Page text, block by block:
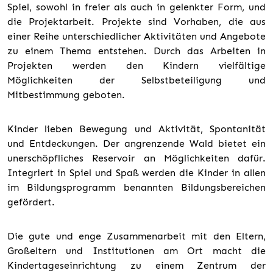
Spiel, sowohl in freier als auch in gelenkter Form, und
die Projektarbeit. Projekte sind Vorhaben, die aus
einer Reihe unterschiedlicher Aktivitäten und Angebote
zu einem Thema entstehen. Durch das Arbeiten in
Projekten werden den Kindern vielfältige
Möglichkeiten der Selbstbeteiligung und
Mitbestimmung geboten.
Kinder lieben Bewegung und Aktivität, Spontanität
und Entdeckungen. Der angrenzende Wald bietet ein
unerschöpfliches Reservoir an Möglichkeiten dafür.
Integriert in Spiel und Spaß werden die Kinder in allen
im Bildungsprogramm benannten Bildungsbereichen
gefördert.
Die gute und enge Zusammenarbeit mit den Eltern,
Großeltern und Institutionen am Ort macht die
Kindertageseinrichtung zu einem Zentrum der